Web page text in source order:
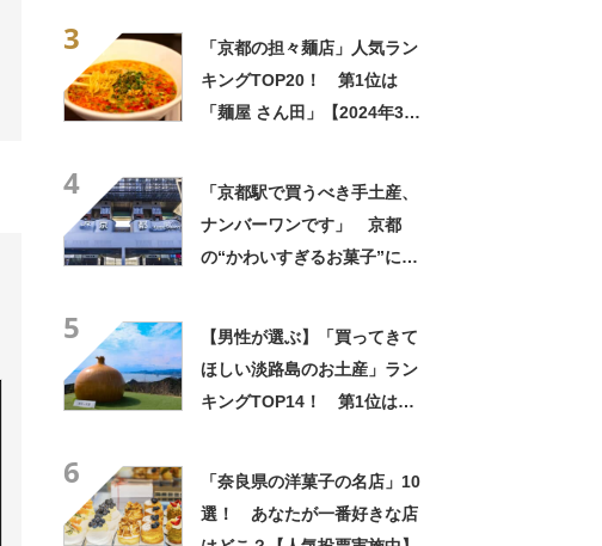
3
「京都の担々麺店」人気ラン
キングTOP20！ 第1位は
「麺屋 さん田」【2024年3月
4
「京都駅で買うべき手土産、
ナンバーワンです」 京都
の“かわいすぎるお菓子”に反
5
【男性が選ぶ】「買ってきて
ほしい淡路島のお土産」ラン
キングTOP14！ 第1位は
6
「奈良県の洋菓子の名店」10
選！ あなたが一番好きな店